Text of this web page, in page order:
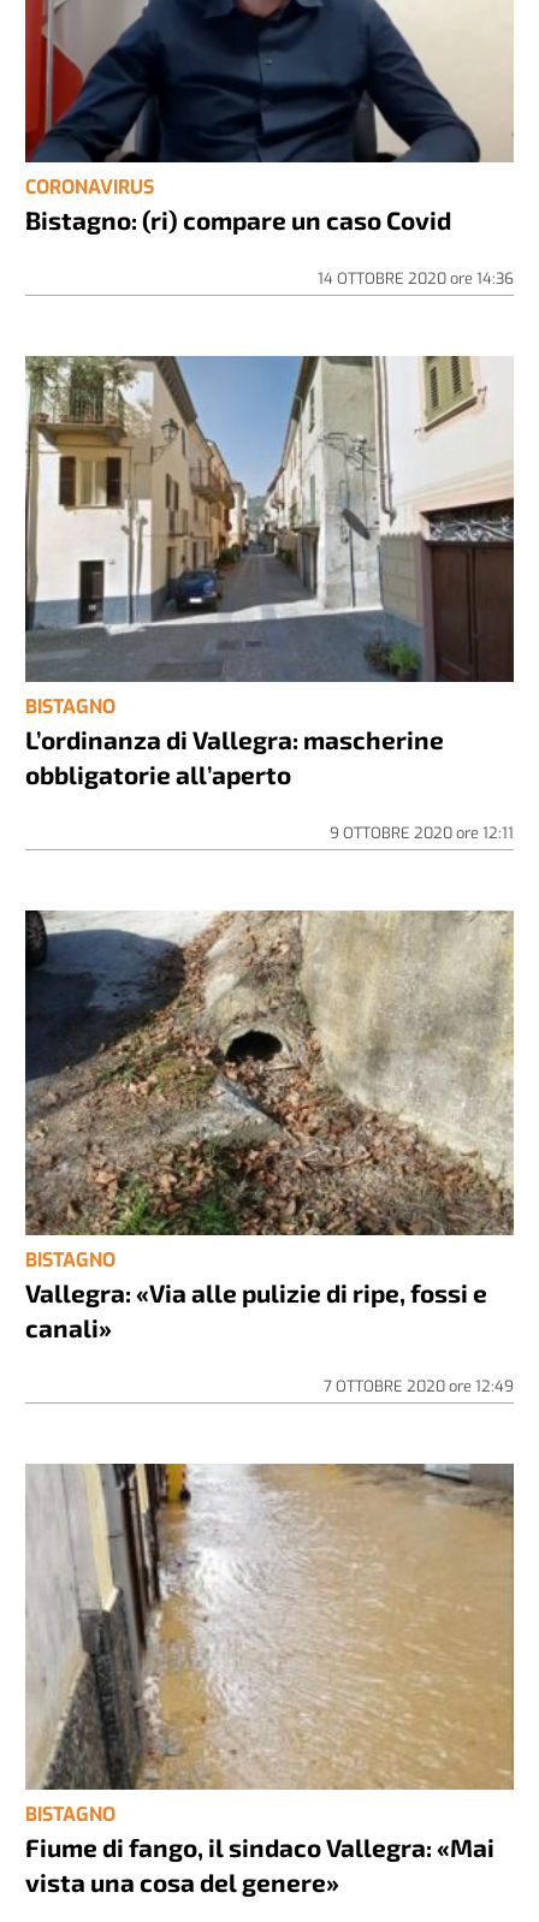
CORONAVIRUS
Bistagno: (ri) compare un caso Covid
14 OTTOBRE 2020ore 14:36
BISTAGNO
L’ordinanza di Vallegra: mascherine
obbligatorie all’aperto
9 OTTOBRE 2020ore 12:11
BISTAGNO
Vallegra: «Via alle pulizie di ripe, fossi e
canali»
7 OTTOBRE 2020ore 12:49
BISTAGNO
Fiume di fango, il sindaco Vallegra: «Mai
vista una cosa del genere»